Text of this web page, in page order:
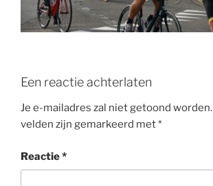
k
Een reactie achterlaten
Je e-mailadres zal niet getoond worden.
velden zijn gemarkeerd met*
Reactie*